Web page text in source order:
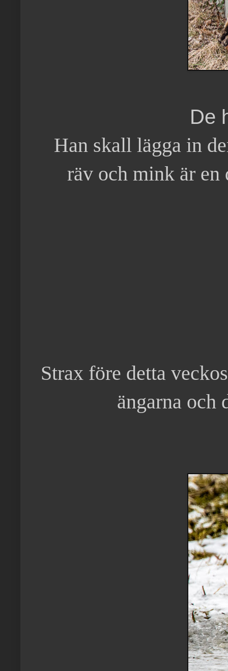
De
Han skall lägga in
räv och mink är en
Strax före detta
ängarna och